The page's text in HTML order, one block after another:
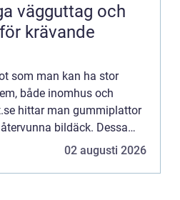
krävande
som man kan ha stor
både inomhus och
hittar man gummiplattor
bildäck. Dessa
och ärhalksäkra, mjuka
02 augusti 2026